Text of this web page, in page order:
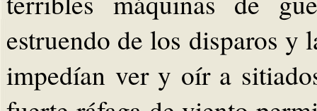
estruendo de los disparos y
impedían ver y oír a